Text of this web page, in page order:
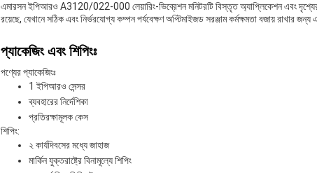
এমারসন ইপিআরও A3120/022-000 লেয়ারিং-ভিব্রেশন মনিটরটি বিস্তৃত অ্যাপ্লিকেশন এবং
রয়েছে, যেখানে সঠিক এবং নির্ভরযোগ্য কম্পন পর্যবেক্ষণ অপ্টিমাইজড সরঞ্জাম কর্মক্ষমতা বজায়
প্যাকেজিং এবং শিপিংঃ
পণ্যের প্যাকেজিংঃ
1 ইপিআরও সেন্সর
ব্যবহারের নির্দেশিকা
প্রতিরক্ষামূলক কেস
শিপিং:
২ কার্যদিবসের মধ্যে জাহাজ
মার্কিন যুক্তরাষ্ট্রে বিনামূল্যে শিপিং